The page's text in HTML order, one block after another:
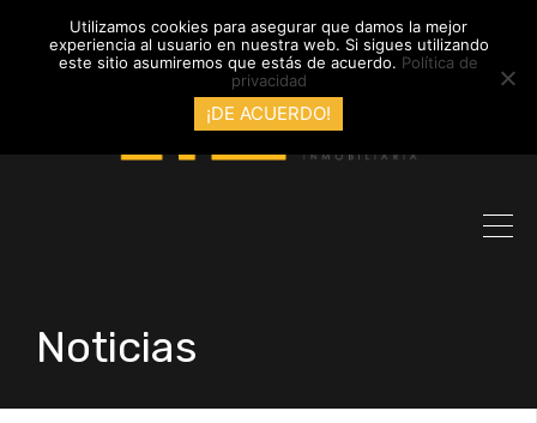
info@inmobiliariadyl.com
Noticias
Utilizamos cookies para asegurar que damos la mejor
experiencia al usuario en nuestra web. Si sigues utilizando
este sitio asumiremos que estás de acuerdo. Política de
privacidad
¡DE ACUERDO!